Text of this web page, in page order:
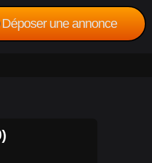
Déposer une annonce